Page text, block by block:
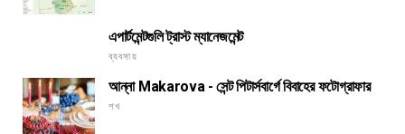
এপার্টমেন্টগুলি ট্রাস্ট ম্যানেজমেন্ট
ব্যবসায়
আন্না Makarova - সেন্ট পিটার্সবার্গে বিবাহের ফটোগ্রাফার
শখ